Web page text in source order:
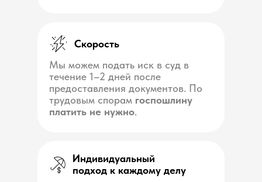
Мы можем подать иск в суд в
течение 1–2 дней после
предоставления документов. По
трудовым спорам госпошлину
платить не нужно.
Скорость
Индивидуальный
подход к каждому делу